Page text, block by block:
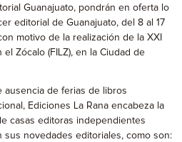
Guanajuato, pondrán en oferta lo
editorial de Guanajuato, del 8 al 17
motivo de la realización de la XXI
Zócalo (FILZ), en la Ciudad de
ausencia de ferias de libros
Ediciones La Rana encabeza la
casas editoras independientes
sus novedades editoriales, como son: